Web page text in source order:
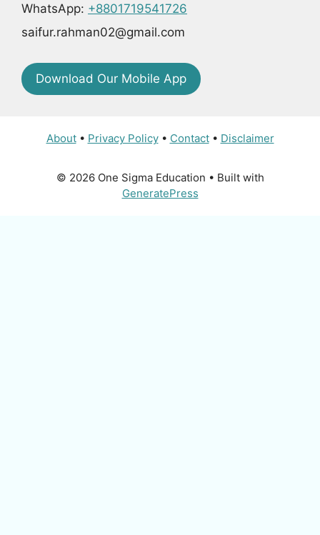
WhatsApp: +8801719541726
saifur.rahman02@gmail.com
Download Our Mobile App
About• Privacy Policy• Contact• Disclaimer
© 2026 One Sigma Education • Built with
GeneratePress